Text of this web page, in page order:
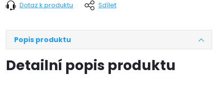
Dotaz k produktu Sdílet
Popis produktu
Detailní popis produktu